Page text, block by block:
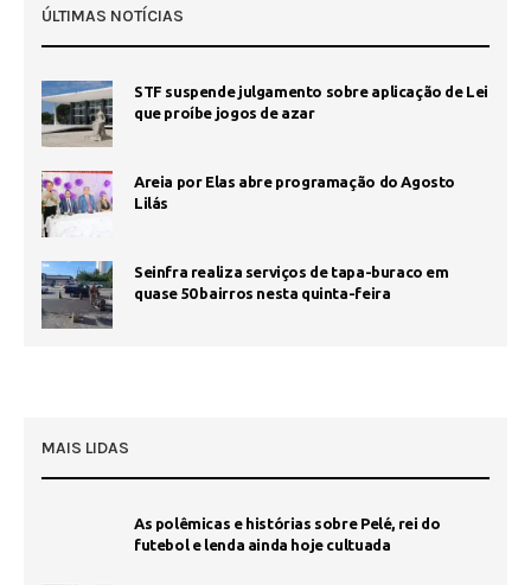
ÚLTIMAS NOTÍCIAS
STF suspende julgamento sobre aplicação de Lei
que proíbe jogos de azar
Areia por Elas abre programação do Agosto
Lilás
Seinfra realiza serviços de tapa-buraco em
quase 50 bairros nesta quinta-feira
MAIS LIDAS
As polêmicas e histórias sobre Pelé, rei do
futebol e lenda ainda hoje cultuada